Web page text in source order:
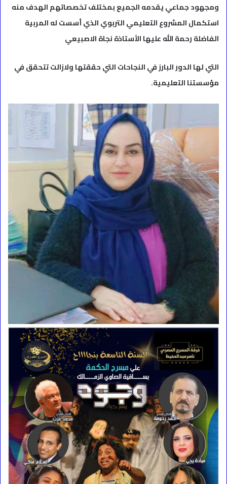
ومجهود جماعي يقدمه الجميع بمختلف تخصصاتهم الهدف منه
استكمال المشروع التعليمي التربوي الذي أسست له المربية
الفاضلة رحمة الله عليها الأستاذة نجاة الاصبيعي
التي لها الدور البارز في النجاحات التي حققتها ولازالت تتحقق في
مؤسستنا التعليمية.